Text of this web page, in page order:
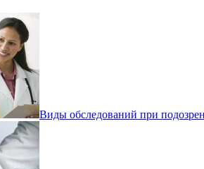
Виды обследований при